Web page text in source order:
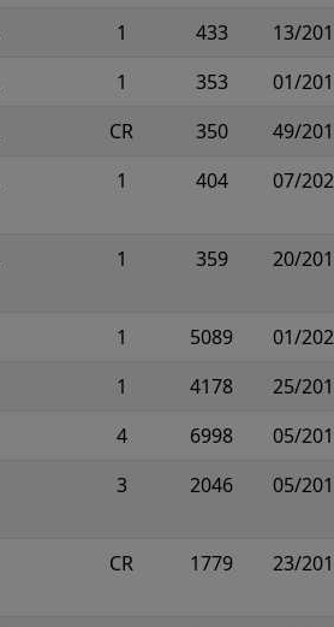
1 433
13/
1 353
01/
CR 350
49/
1 404 07/
1 359 20/
1 5089
01/
1 4178
25/
4 6998
05/
3 2046 05/
CR 1779 23/